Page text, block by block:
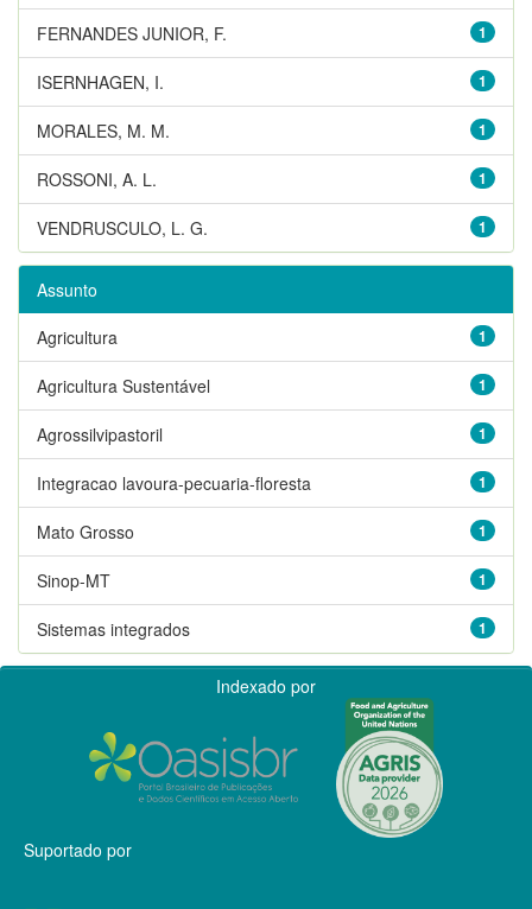
1
FERNANDES JUNIOR, F.
1
ISERNHAGEN, I.
1
MORALES, M. M.
1
ROSSONI, A. L.
1
VENDRUSCULO, L. G.
Assunto
1
Agricultura
1
Agricultura Sustentável
1
Agrossilvipastoril
1
Integracao lavoura-pecuaria-floresta
1
Mato Grosso
1
Sinop-MT
1
Sistemas integrados
Indexado por
Suportado por